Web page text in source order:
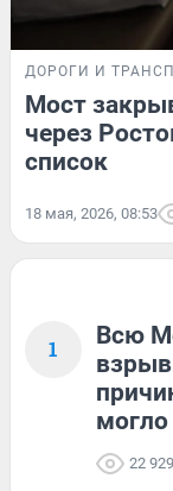
ДОРОГИ И
Мост
через
список
18 мая, 2026, 08:53
1
Всю
22 929